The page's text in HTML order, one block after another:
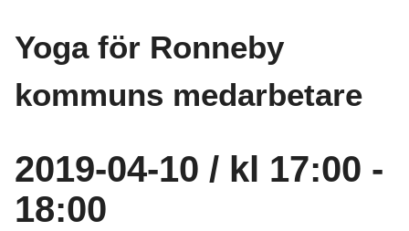
Yoga för Ronneby
kommuns medarbetare
2019-04-10 / kl 17:00 -
18:00